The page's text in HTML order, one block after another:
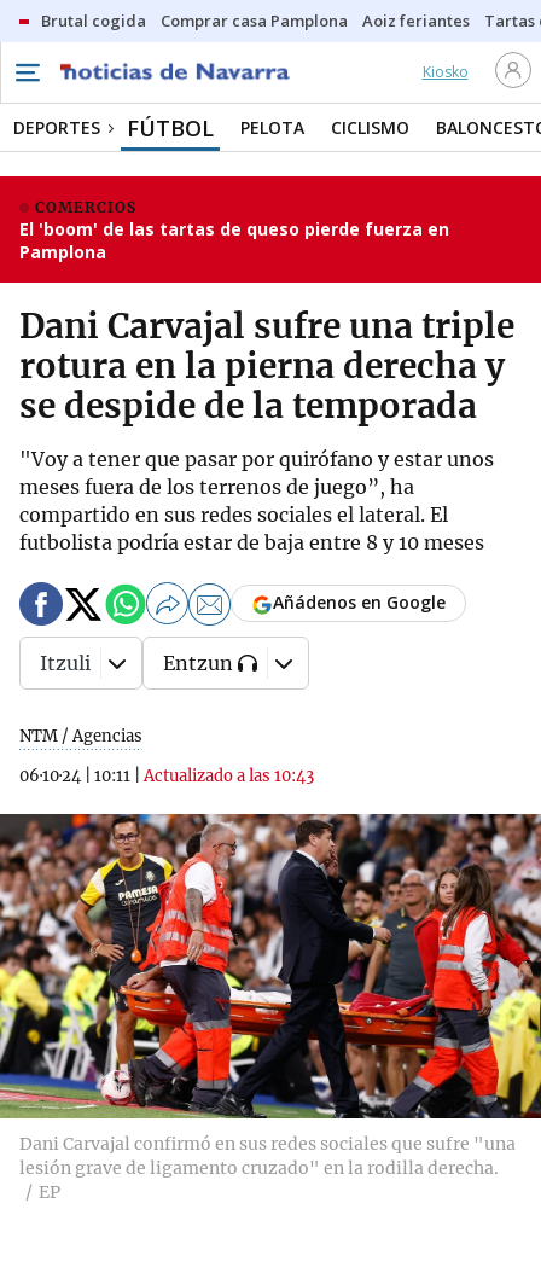
Brutal cogida Comprar casa Pamplona Aoiz feriantes Tartas
Kiosko
DEPORTES FÚTBOL PELOTA CICLISMO
COMERCIOS
El 'boom' de las tartas de queso pierde fuerza en
Pamplona
Dani Carvajal sufre una triple
rotura en la pierna derecha y
se despide de la temporada
"Voy a tener que pasar por quirófano y estar unos
meses fuera de los terrenos de juego”, ha
compartido en sus redes sociales el lateral. El
futbolista podría estar de baja entre 8 y 10 meses
NTM / Agencias
06·10·24
10:11 |Actualizado a las 10:43
Añádenos en Google
Itzuli Entzun
Dani Carvajal confirmó en sus redes sociales que sufre "una
lesión grave de ligamento cruzado" en la rodilla derecha.
EP